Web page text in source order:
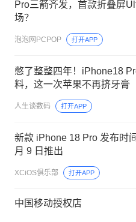
Pro三箭齐发，首款折叠屏
场？
泡泡网PCPOP 打开APP
憋了整整四年！iPhone18
料，这一次苹果不再挤牙膏
人生谈数码 打开APP
新款 iPhone 18 Pro 发布时
月 9 日推出
XCiOS俱乐部 打开APP
中国移动授权店